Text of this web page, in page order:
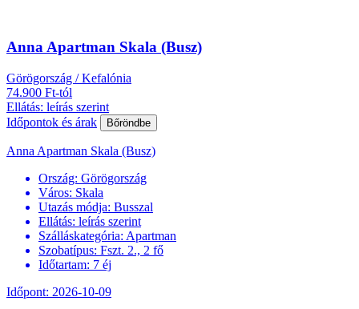
Anna Apartman Skala (Busz)
Görögország / Kefalónia
74.900 Ft-tól
Ellátás: leírás szerint
Időpontok és árak
Bőröndbe
Anna Apartman Skala (Busz)
Ország: Görögország
Város: Skala
Utazás módja: Busszal
Ellátás: leírás szerint
Szálláskategória: Apartman
Szobatípus: Fszt. 2., 2 fő
Időtartam: 7 éj
Időpont: 2026-10-09